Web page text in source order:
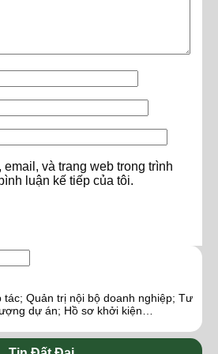
email, và trang web trong trình
luận kế tiếp của tôi.
Quản trị nội bộ doanh nghiệp; Tư
dự án; Hồ sơ khởi kiện…